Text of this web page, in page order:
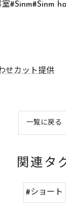
#Sinm#Sinm
せカット提供
一覧に戻る
関連タ
#ショート